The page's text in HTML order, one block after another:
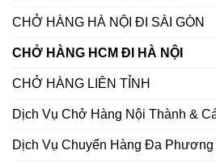
Vận
Tải
Nam
CHỞ HÀNG HÀ NỘI ĐI SÀI GÒN
CHỞ HÀNG HCM ĐI HÀ NỘI
CHỞ HÀNG LIÊN TỈNH
Dịch Vụ Chở Hàng Nội Thành &
Dịch Vụ Chuyển Hàng Đa